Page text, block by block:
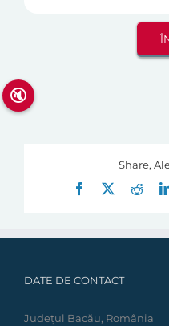
Share,
Facebook
DATE DE CONTACT
Județul Bacău, România
🔇